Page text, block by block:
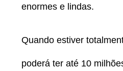
enormes e lindas.
Quando estiver
poderá ter até 10